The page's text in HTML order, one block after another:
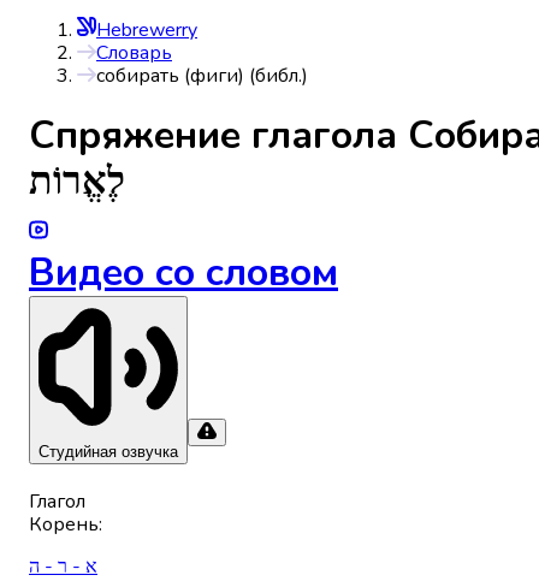
Hebrewerry
Словарь
собирать (фиги) (библ.)
Спряжениe глагола
לֶאֱרוֹת
Видео со словом
Студийная озвучка
Глагол
Корень:
א - ר - ה